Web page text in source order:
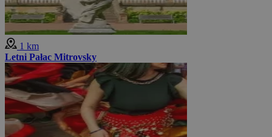
1 km
Letni Pałac Mitrovsky